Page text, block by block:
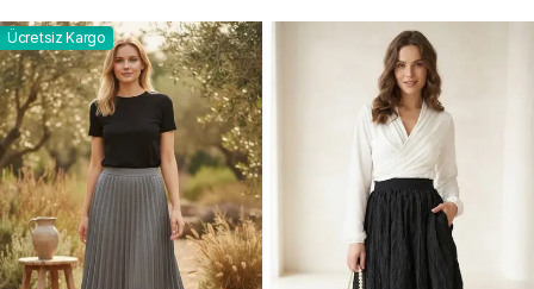
Ücretsiz Kargo